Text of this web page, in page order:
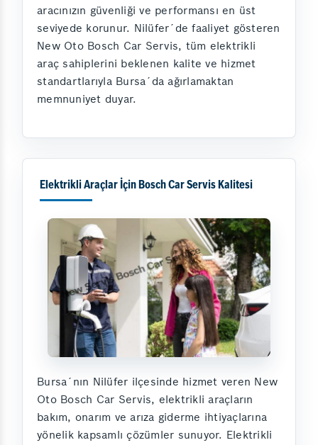
aracınızın güvenliği ve performansı en üst
seviyede korunur. Nilüfer´de faaliyet gösteren
New Oto Bosch Car Servis, tüm elektrikli
araç sahiplerini beklenen kalite ve hizmet
standartlarıyla Bursa´da ağırlamaktan
memnuniyet duyar.
Elektrikli Araçlar İçin Bosch Car Servis Kalitesi
Bursa´nın Nilüfer ilçesinde hizmet veren New
Oto Bosch Car Servis, elektrikli araçların
bakım, onarım ve arıza giderme ihtiyaçlarına
yönelik kapsamlı çözümler sunuyor. Elektrikli